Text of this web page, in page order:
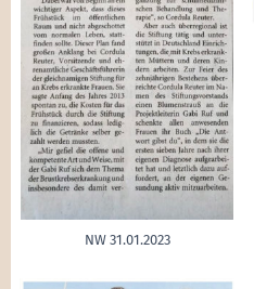
NW 31.01.2023